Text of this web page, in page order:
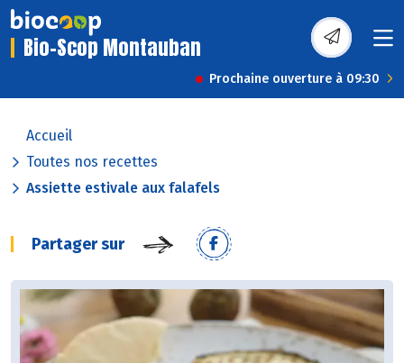
Bio-Scop Montauban
Prochaine ouverture à 09:30
Accueil
Toutes nos recettes
Assiette estivale aux falafels
Partager sur